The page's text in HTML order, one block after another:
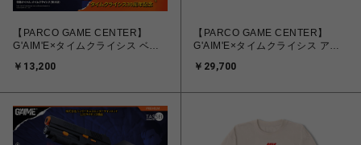
【PARCO GAME CENTER】
G'AIM'E×タイムクライシス ベー
￥13,200
【PARCO GAME CENTER】
G'AIM'E×タイムクライシス アル
￥29,700